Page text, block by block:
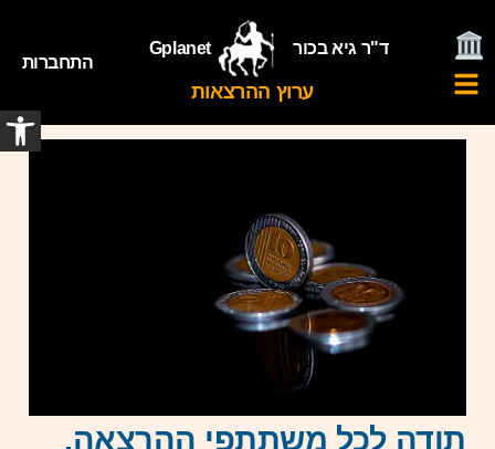
ד"ר גיא בכור Gplanet
ערוץ ההרצאות
התחברות
תודה לכל משתתפי ההרצאה.